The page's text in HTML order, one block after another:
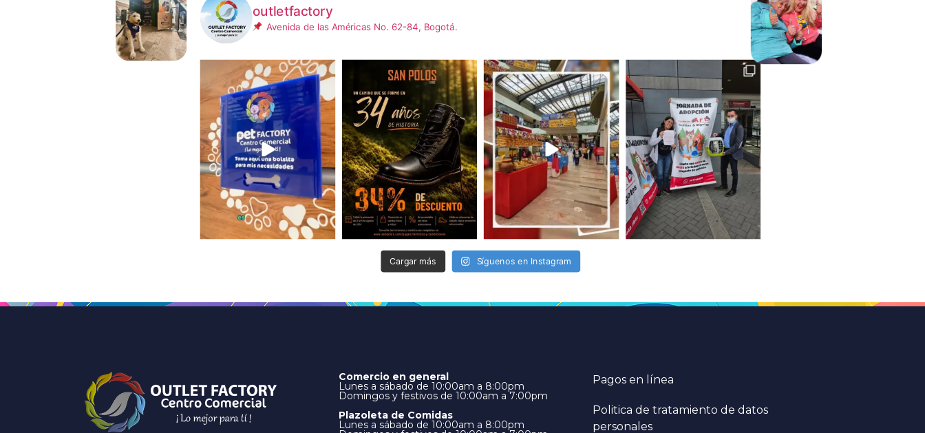
outletfactory
Avenida de las Américas No. 62-84, Bogotá.
Cargar más Síguenos en Instagram
Comercio en general
Lunes a sábado de 10:00am a 8:00pm
Domingos y festivos de 10:00am a 7:00pm
Plazoleta de Comidas
Lunes a sábado de 10:00am a 8:00pm
Pagos en línea
Politica de tratamiento de datos
personales